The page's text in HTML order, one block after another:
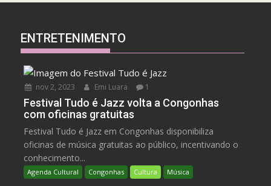
ENTRETENIMENTO
nov 2, 2023 Emi Luara 1
Festival Tudo é Jazz volta a Congonhas
com oficinas gratuitas
Festival Tudo é Jazz em Congonhas disponibiliza
oficinas de música gratuitas ao público, incentivando o
conhecimento...
Agenda Cultural Congonhas Cultura Música